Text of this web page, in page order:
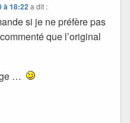
à 18:22 a dit :
si je ne préfère pas
que l’original
…